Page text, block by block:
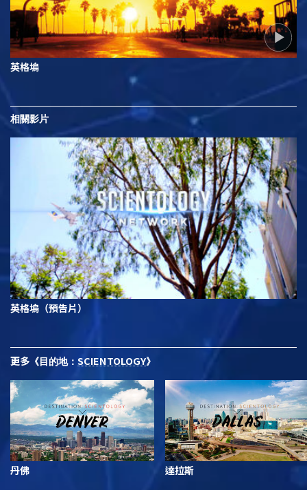
英格塢
相關影片
英格塢（預告片）
更多 《目的地： SCIENTOLOGY》
丹佛 達拉斯